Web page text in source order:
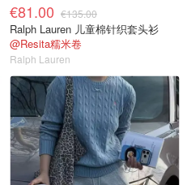
€81.00 €135.00
Ralph Lauren 儿童棉针织套头衫
@Resita糯米卷
Ralph Lauren